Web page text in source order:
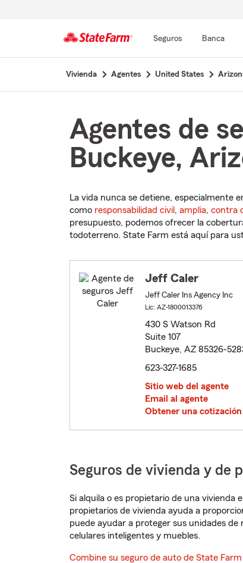
Seguros Banca
Vivienda Agentes United States
Agentes de
Buckeye,
La vida nunca se detiene, especialmente
como responsabilidad civil , amplia, contra
presupuesto, podemos ofrecer la
todoterreno. State Farm está aquí para
Jeff Caler
Jeff Caler Ins Agency Inc
Lic: AZ-1800013376
430 S Watson Rd
Suite 107
Buckeye, AZ 85326-
623-327-1685
Sitio web del agente
Email al agente
Obtener una cotización
Seguros de vivienda y de
Si alquila o es propietario de una vivienda
propietarios de vivienda ayuda a
puede ayudar a proteger sus unidades
celulares inteligentes y muebles.
Combine su seguro de auto de State Farm